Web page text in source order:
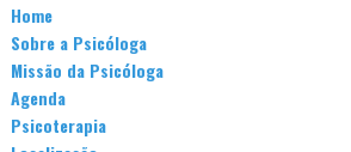
Home
Sobre a Psicóloga
Missão da Psicóloga
Agenda
Psicoterapia